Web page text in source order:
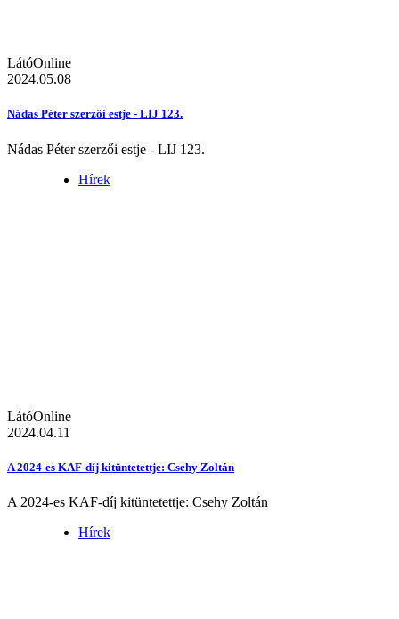
LátóOnline
2024.05.08
Nádas Péter szerzői estje - LIJ 123.
Nádas Péter szerzői estje - LIJ 123.
Hírek
LátóOnline
2024.04.11
A 2024-es KAF-díj kitüntetettje: Csehy Zoltán
A 2024-es KAF-díj kitüntetettje: Csehy Zoltán
Hírek